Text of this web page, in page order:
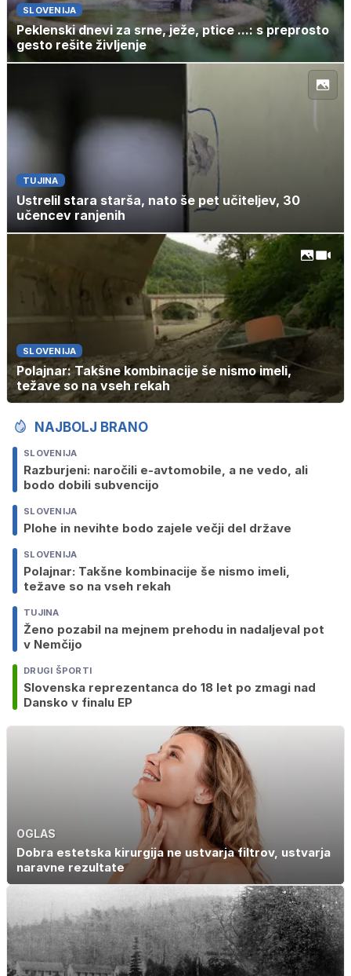
SLOVENIJA
Peklenski dnevi za srne, ježe, ptice ...: s preprosto
gesto rešite življenje
TUJINA
Ustrelil stara starša, nato še pet učiteljev, 30
učencev ranjenih
SLOVENIJA
Polajnar: Takšne kombinacije še nismo imeli,
težave so na vseh rekah
NAJBOLJ BRANO
SLOVENIJA
Razburjeni: naročili e-avtomobile, a ne vedo, ali
bodo dobili subvencijo
SLOVENIJA
Plohe in nevihte bodo zajele večji del države
SLOVENIJA
Polajnar: Takšne kombinacije še nismo imeli,
težave so na vseh rekah
TUJINA
Ženo pozabil na mejnem prehodu in nadaljeval pot
v Nemčijo
DRUGI ŠPORTI
Slovenska reprezentanca do 18 let po zmagi nad
Dansko v finalu EP
OGLAS
Dobra estetska kirurgija ne ustvarja filtrov, ustvarja
naravne rezultate